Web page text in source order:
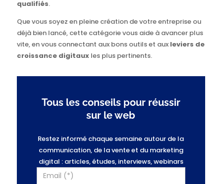
qualifiés.
Que vous soyez en pleine création de votre entreprise ou
déjà bien lancé, cette catégorie vous aide à avancer plus
vite, en vous connectant aux bons outils et aux leviers de
croissance digitauxles plus pertinents.
Tous les conseils pour réussir
sur le web
Restez informé chaque semaine autour de la
communication, de la vente et du marketing
digital : articles, études, interviews, webinars